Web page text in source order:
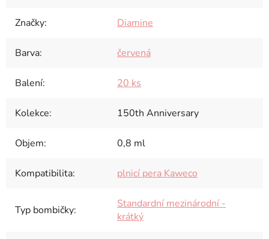
Značky: Diamine
Barva: červená
Balení: 20 ks
Kolekce: 150th Anniversary
Objem: 0,8 ml
Kompatibilita: plnicí pera Kaweco
Typ bombičky:
Standardní mezinárodní -
krátký